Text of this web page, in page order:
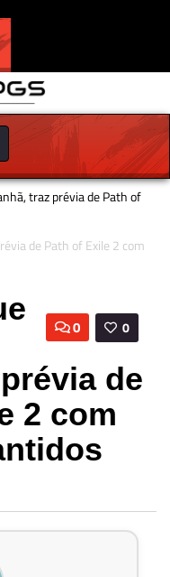
traz prévia de Path of
0
0
de
2 com